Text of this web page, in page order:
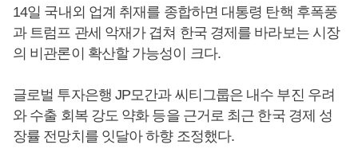
14일 국내외 업계 취재를 종합하면 대통령 탄핵 후폭풍
과 트럼프 관세 악재가 겹쳐 한국 경제를 바라보는 시장
의 비관론이 확산할 가능성이 크다.
글로벌 투자은행 JP모간과 씨티그룹은 내수 부진 우려
와 수출 회복 강도 약화 등을 근거로 최근 한국 경제 성
장률 전망치를 잇달아 하향 조정했다.